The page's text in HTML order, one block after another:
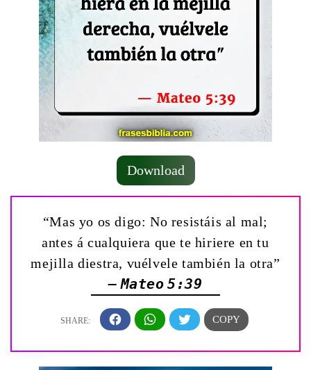
Download
“Mas yo os digo: No resistáis al mal;
antes á cualquiera que te hiriere en tu
mejilla diestra, vuélvele también la otra”
— Mateo 5:39